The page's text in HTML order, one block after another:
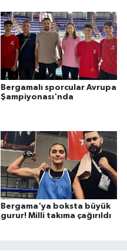
Bergamalı sporcular Avrupa
Şampiyonası'nda
Bergama'ya boksta büyük
gurur! Milli takıma çağırıldı